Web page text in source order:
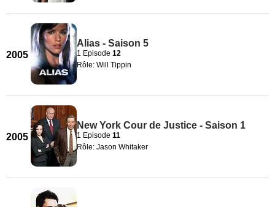
2005
Alias - Saison 5
1 Episode 12
Rôle: Will Tippin
2005
New York Cour de Justice - Saison 1
1 Episode 11
Rôle: Jason Whitaker